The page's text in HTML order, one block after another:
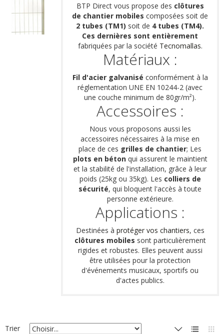
BTP Direct vous propose des clôtures
de chantier mobiles composées soit de
2 tubes (TM1) soit de 4 tubes (TM4).
Ces dernières sont entièrement
fabriquées par la société Tecnomallas.
Matériaux :
Fil d'acier galvanisé conformément à la
réglementation UNE EN 10244-2 (avec
une couche minimum de 80gr/m²).
Accessoires :
Nous vous proposons aussi les
accessoires nécessaires à la mise en
place de ces grilles de chantier; Les
plots en bétonqui assurent le maintient
et la stabilité de l'installation, grâce à leur
poids (25kg ou 35kg). Les colliers de
sécurité, qui bloquent l'accès à toute
personne extérieure.
Applications :
Destinées à protéger vos chantiers, ces
clôtures mobiles sont particulièrement
rigides et robustes. Elles peuvent aussi
être utilisées pour la protection
d'événements musicaux, sportifs ou
d'actes publics.
Trier